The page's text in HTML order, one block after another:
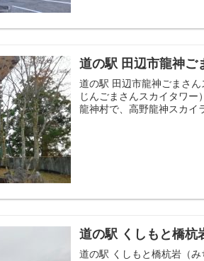
道の駅 田辺市龍神ご
道の駅 田辺市龍神ごまさ
じんごまさんスカイタワー
龍神村で、高野龍神スカイ
道の駅 くしもと橋杭
道の駅 くしもと橋杭岩（